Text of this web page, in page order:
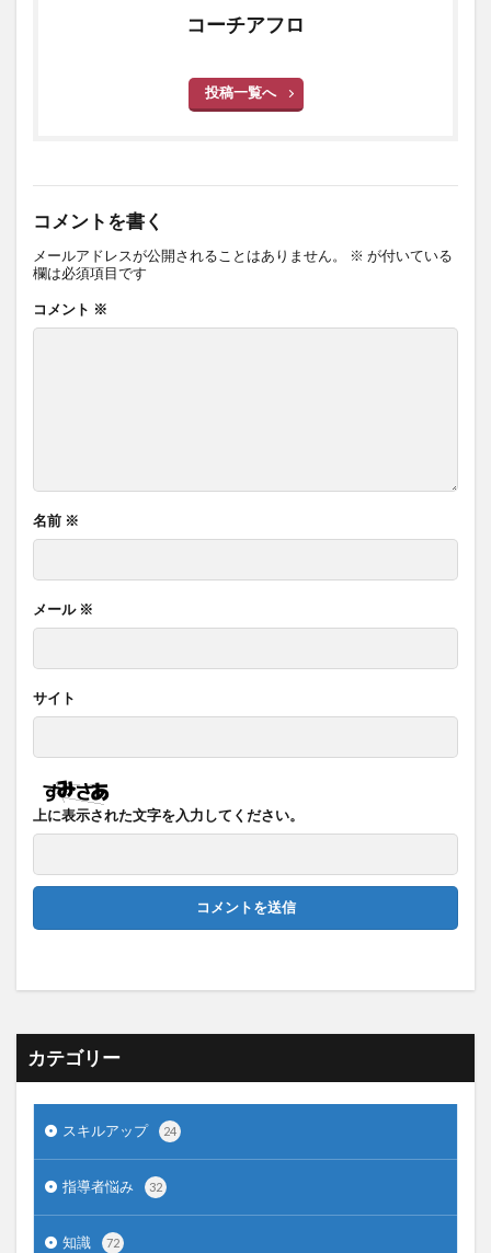
コーチアフロ
投稿一覧へ
コメントを書く
メールアドレスが公開されることはありません。 ※ が付いている
欄は必須項目です
コメント ※
名前 ※
メール ※
サイト
上に表示された文字を入力してください。
カテゴリー
スキルアップ 24
指導者悩み 32
知識 72